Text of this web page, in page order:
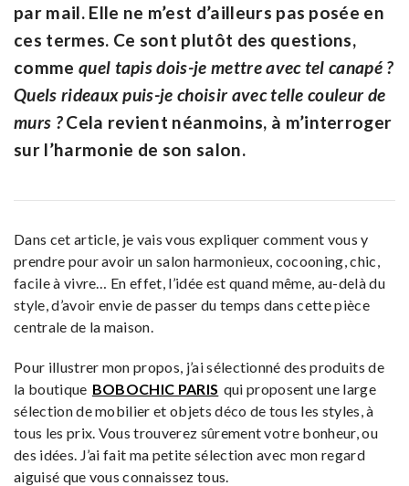
par mail. Elle ne m’est d’ailleurs pas posée en
ces termes. Ce sont plutôt des questions,
comme quel tapis dois-je mettre avec tel canapé ?
Quels rideaux puis-je choisir avec telle couleur de
murs ?Cela revient néanmoins, à m’interroger
sur l’harmonie de son salon.
Dans cet article, je vais vous expliquer comment vous y
prendre pour avoir un salon harmonieux, cocooning, chic,
facile à vivre… En effet, l’idée est quand même, au-delà du
style, d’avoir envie de passer du temps dans cette pièce
centrale de la maison.
Pour illustrer mon propos, j’ai sélectionné des produits de
la boutique BOBOCHIC PARIS qui proposent une large
sélection de mobilier et objets déco de tous les styles, à
tous les prix. Vous trouverez sûrement votre bonheur, ou
des idées. J’ai fait ma petite sélection avec mon regard
aiguisé que vous connaissez tous.